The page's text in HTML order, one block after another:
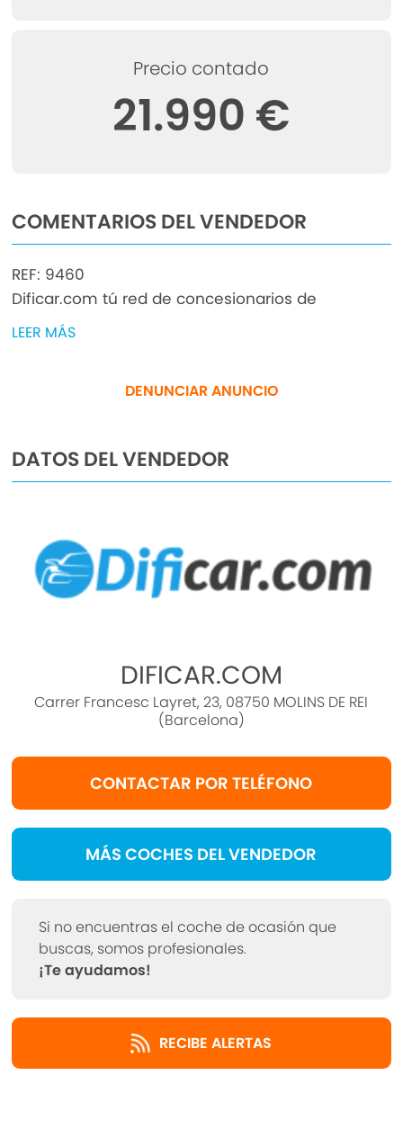
Precio contado
21.990 €
COMENTARIOS DEL VENDEDOR
REF: 9460
Dificar.com tú red de concesionarios de
confianza!
REVISADO y CERTIFICADO por la red de
VEHICULO EN OFERTA SI SE FINANCIA
compromiso en ( DIFIMOLINS / DIFIGIRONA ).
Amplio stock en constante renovación,
aceptamos su vehículo como forma de pago.
Este anuncio no es vinculante, puede contener
errores, se muestra a titulo informativo y no
contractual.
***EQUIPAMIENTO EXTRA***
***EQUIPAMIENTO SERIE***
- Paquete fumador
- Paquete de equipamiento: Connected Media
- Paquete de equipamiento: Salt
LEER MÁS
DENUNCIAR ANUNCIO
DATOS DEL VENDEDOR
DIFICAR.COM
Carrer Francesc Layret, 23, 08750 MOLINS DE REI
(Barcelona)
CONTACTAR POR TELÉFONO
MÁS COCHES DEL VENDEDOR
Si no encuentras el coche de ocasión que
buscas, somos profesionales.
¡Te ayudamos!
RECIBE ALERTAS